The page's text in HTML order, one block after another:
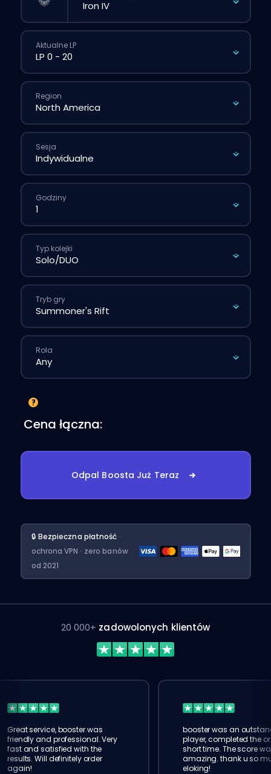
Aktualne LP
Region
Sesja
Godziny
Typ kolejki
Tryb gry
Rola
Cena łączna:
Odpal Boosta Już Teraz
🔒 Bezpieczna płatność ·
ochrona VPN · zero banów
od 2021
20 000+ zadowolonych klientów
Great service, booster was
friendly and professional. Very
fast and satisfied with the
results. Will definitely order
again!
booster was an
player, completed the
short time. The score
amazing. thank u so
eloking!